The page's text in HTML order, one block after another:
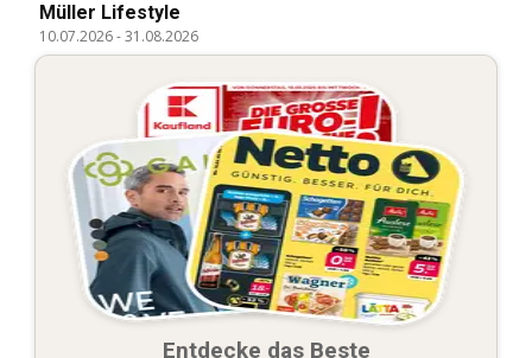
Müller Lifestyle
10.07.2026-31.08.2026
Entdecke das Beste